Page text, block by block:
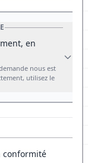
en
nous est
conformité